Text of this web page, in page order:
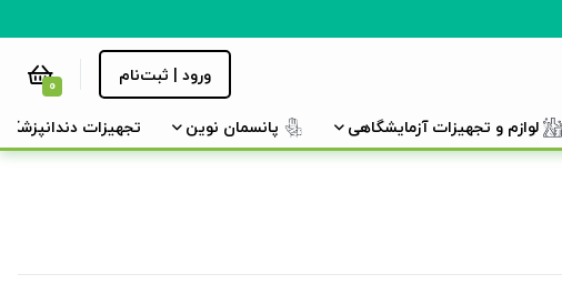
ورود | ثبت‌نام 0
لوازم و تجهیزات آزمایشگاهی پانسمان نوین تجهیزات دندانپزشکی